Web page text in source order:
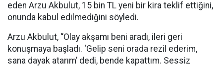
eden Arzu Akbulut, 15 bin TL yeni bir kira teklif ettiğini,
onunda kabul edilmediğini söyledi.
Arzu Akbulut, “Olay akşamı beni aradı, ileri geri
konuşmaya başladı. ‘Gelip seni orada rezil ederim,
sana dayak atarım’ dedi, bende kapattım. Sessiz